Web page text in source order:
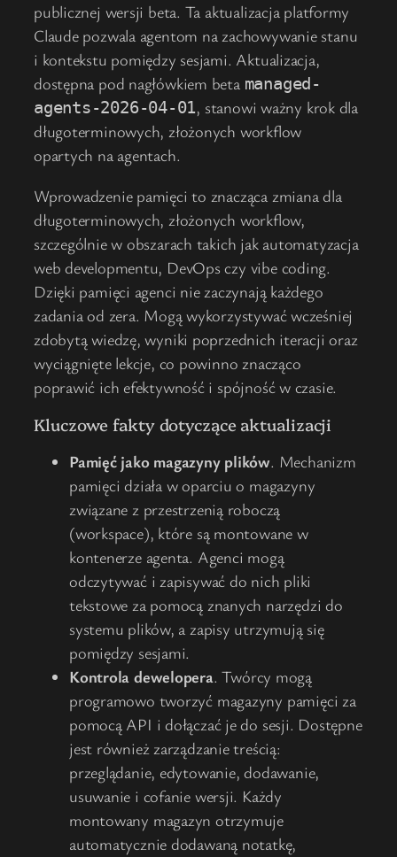
publicznej wersji beta. Ta aktualizacja platformy
Claude pozwala agentom na zachowywanie stanu
i kontekstu pomiędzy sesjami. Aktualizacja,
dostępna pod nagłówkiem beta managed-
agents-2026-04-01, stanowi ważny krok dla
długoterminowych, złożonych workflow
opartych na agentach.
Wprowadzenie pamięci to znacząca zmiana dla
długoterminowych, złożonych workflow,
szczególnie w obszarach takich jak automatyzacja
web developmentu, DevOps czy vibe coding.
Dzięki pamięci agenci nie zaczynają każdego
zadania od zera. Mogą wykorzystywać wcześniej
zdobytą wiedzę, wyniki poprzednich iteracji oraz
wyciągnięte lekcje, co powinno znacząco
poprawić ich efektywność i spójność w czasie.
Kluczowe fakty dotyczące aktualizacji
Pamięć jako magazyny plików. Mechanizm
pamięci działa w oparciu o magazyny
związane z przestrzenią roboczą
(workspace), które są montowane w
kontenerze agenta. Agenci mogą
odczytywać i zapisywać do nich pliki
tekstowe za pomocą znanych narzędzi do
systemu plików, a zapisy utrzymują się
pomiędzy sesjami.
Kontrola dewelopera. Twórcy mogą
programowo tworzyć magazyny pamięci za
pomocą API i dołączać je do sesji. Dostępne
jest również zarządzanie treścią:
przeglądanie, edytowanie, dodawanie,
usuwanie i cofanie wersji. Każdy
montowany magazyn otrzymuje
automatycznie dodawaną notatkę,